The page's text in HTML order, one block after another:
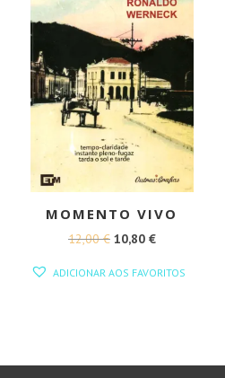
MOMENTO VIVO
12,00€ O
10,80 €O
ADICIONAR AOS FAVORITOS